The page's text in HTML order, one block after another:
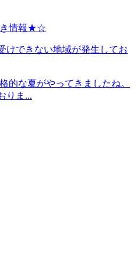
情報★☆
けできない地域が発生してお
的な夏がやってきましたね。
りま...